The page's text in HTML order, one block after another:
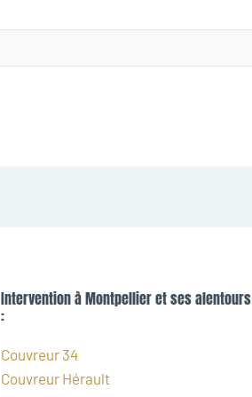
Intervention à Montpellier et ses alentours
:
Couvreur 34
Couvreur Hérault